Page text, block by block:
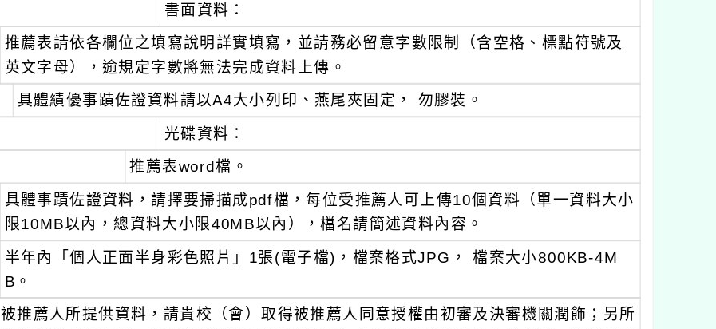
書面資料：
推薦表請依各欄位之填寫說明詳實填寫，並請務必留意字數限制（含空格、標點符號及
英文字母），逾規定字數將無法完成資料上傳。
具體績優事蹟佐證資料請以A4大小列印、燕尾夾固定， 勿膠裝。
光碟資料：
推薦表word檔。
具體事蹟佐證資料，請擇要掃描成pdf檔，每位受推薦人可上傳10個資料（單一資料大小
限10MB以內，總資料大小限40MB以內），檔名請簡述資料內容。
半年內「個人正面半身彩色照片」1張(電子檔)，檔案格式JPG， 檔案大小800KB-4M
B。
被推薦人所提供資料，請貴校（會）取得被推薦人同意授權由初審及決審機關潤飾；另所